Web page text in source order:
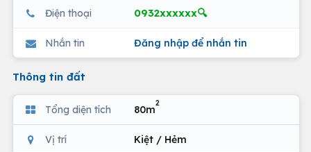
Điện thoại 0932xxxxxx🔍
Nhắn tin Đăng nhập để nhắn tin
Thông tin đất
Tổng diện tích 80m
2
Vị trí Kiệt / Hẻm